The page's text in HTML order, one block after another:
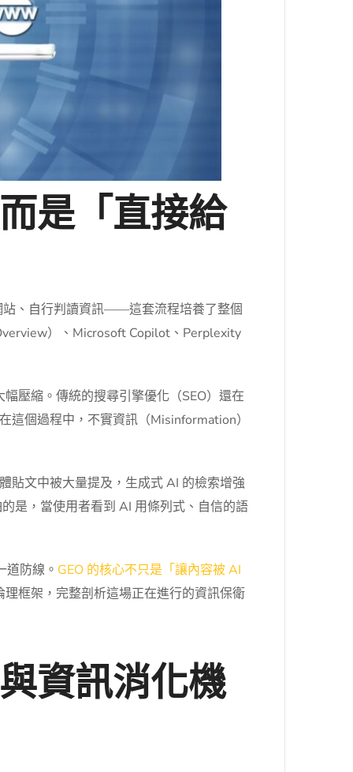
是「直接給
站、自行判讀資訊——這套流程培養了整個
）、Microsoft Copilot、Perplexity
壓縮。傳統的搜尋引擎優化（SEO）還在
個過程中，不實資訊（Misinformation）
貼文中被大量提及，生成式 AI 的檢索增強
是，當使用者看到 AI 用條列式、自信的語
防線。 GEO 的核心不只是「讓內容被 AI
框架，完整剖析這場正在進行的資訊保衛
資訊消化機